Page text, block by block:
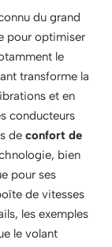
du grand
pour optimiser
le
transforme la
et en
conducteurs
de confort de
bien
pour ses
de vitesses
les exemples
le volant